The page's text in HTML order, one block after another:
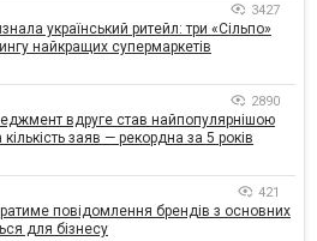
3427
український ритейл: три «Сільпо»
найкращих супермаркетів
2890
вдруге став найпопулярнішою
кількість заяв — рекордна за 5 років
421
повідомлення брендів з основних
для бізнесу